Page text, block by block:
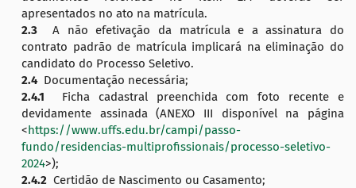
apresentados no ato na matrícula.
2.3
A não efetivação da matrícula e a assinatura do
contrato padrão de matrícula implicará na eliminação do
candidato do Processo Seletivo.
2.4 Documentação necessária;
2.4.1
Ficha cadastral preenchida com foto recente e
devidamente assinada (ANEXO III disponível na página
<https://www.uffs.edu.br/campi/passo-
fundo/residencias-multiprofissionais/processo-seletivo-
2024>);
2.4.2 Certidão de Nascimento ou Casamento;